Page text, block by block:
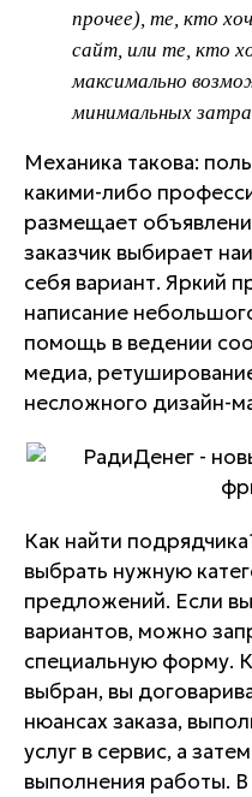
прочее), те, кто
сайт, или те, кто
максимально
минимальных
Механика такова:
какими-либо
размещает
заказчик выбирает
себя вариант. Яркий
написание
помощь в ведении
медиа,
несложного дизайн-
Как найти
выбрать нужную
предложений. Если
вариантов, можно
специальную форму.
выбран, вы
нюансах заказа,
услуг в сервис, а
выполнения работы. В